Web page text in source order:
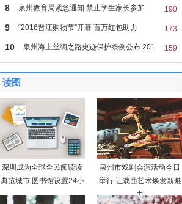
190
8 泉州教育局紧急通知 禁止学生家长参加
173
9 “2016晋江购物节”开幕 百万红包助力
159
10 泉州海上丝绸之路史迹保护条例公布 201
读图
深圳成为全球全民阅读读
典范城市 图书馆设置24小
泉州市戏剧会演活动今日
举行 让戏曲艺术焕发新魅
力